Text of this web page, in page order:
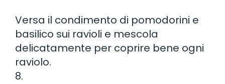
Versa il condimento di pomodorini e
basilico sui ravioli e mescola
delicatamente per coprire bene ogni
raviolo.
8.